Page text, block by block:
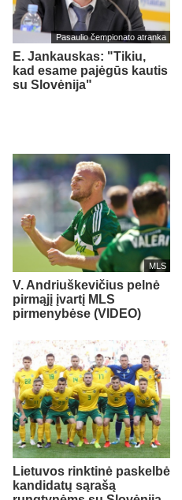
Pasaulio čempionato atranka
E. Jankauskas: "Tikiu,
kad esame pajėgūs kautis
su Slovėnija"
MLS
V. Andriuškevičius pelnė
pirmąjį įvartį MLS
pirmenybėse (VIDEO)
Lietuvos rinktinė paskelbė
kandidatų sąrašą